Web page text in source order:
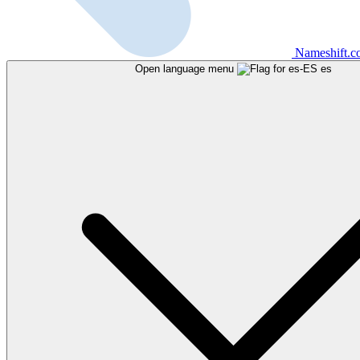
Open language menu es